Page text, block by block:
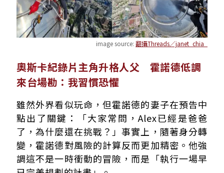
image source: 翻攝Threads／janet_chia_
奧斯卡紀錄片主角升格人父 霍諾德低調
來台場勘：我習慣恐懼
雖然外界看似玩命，但霍諾德的妻子在預告中
點出了關鍵：「大家常問，Alex已經是爸爸
了，為什麼還在挑戰？」事實上，隨著身分轉
變，霍諾德對風險的計算反而更加精密。他強
調這不是一時衝動的冒險，而是「執行一場早